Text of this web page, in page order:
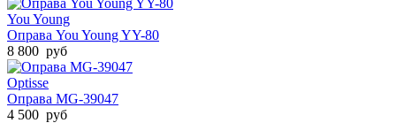
You Young
Оправа You Young YY-80
8 800 руб
Optisse
Оправа MG-39047
4 500 руб